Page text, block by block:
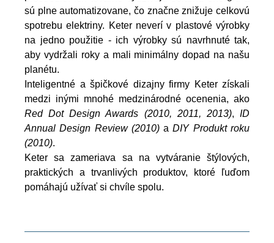
sú plne automatizovane, čo značne znižuje celkovú
spotrebu elektriny. Keter neverí v plastové výrobky
na jedno použitie - ich výrobky sú navrhnuté tak,
aby vydržali roky a mali minimálny dopad na našu
planétu.
Inteligentné a špičkové dizajny firmy Keter získali
medzi inými mnohé medzinárodné ocenenia, ako
Red Dot Design Awards (2010, 2011, 2013),ID
Annual Design Review (2010)aDIY Produkt roku
(2010).
Keter sa zameriava sa na vytváranie štýlových,
praktických a trvanlivých produktov, ktoré ľuďom
pomáhajú užívať si chvíle spolu.